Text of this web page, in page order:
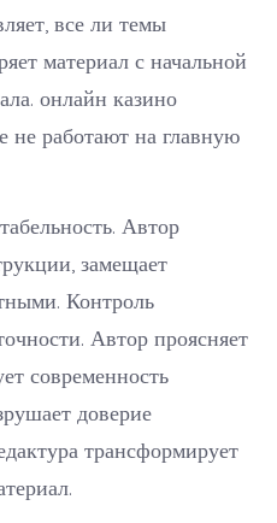
все ли темы
материал с начальной
онлайн казино
не работают на главную
Автор
замещает
Контроль
Автор проясняет
современность
доверие
трансформирует